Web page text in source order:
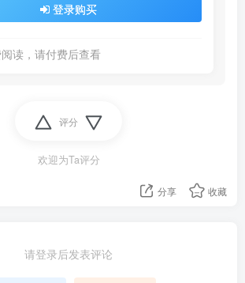
登录购买
读，请付费后查看
评分
欢迎为Ta评分
分享 收藏
请登录后发表评论